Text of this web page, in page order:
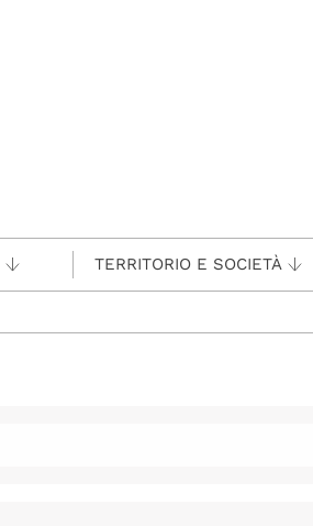
TERRITORIO E SOCIETÀ